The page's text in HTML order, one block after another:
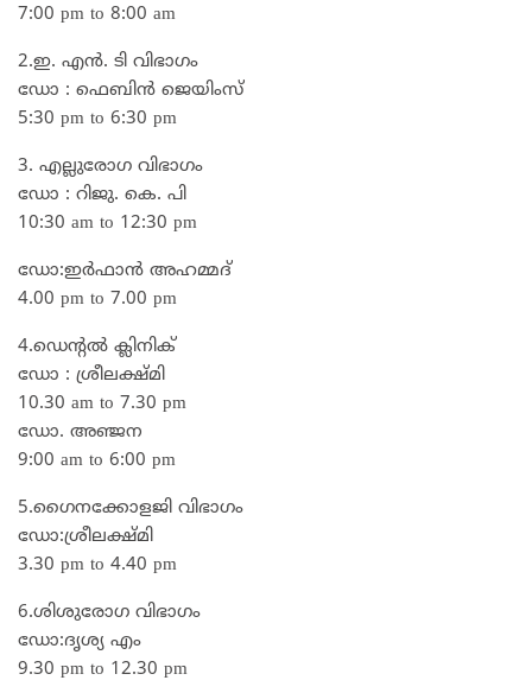
7:00 pm to 8:00 am
2.ഇ. എൻ. ടി വിഭാഗം
ഡോ : ഫെബിൻ ജെയിംസ്
5:30 pm to 6:30 pm
3. എല്ലുരോഗ വിഭാഗം
ഡോ : റിജു. കെ. പി
10:30 am to 12:30 pm
ഡോ:ഇർഫാൻ അഹമ്മദ്‌
4.00 pm to 7.00 pm
4.ഡെന്റൽ ക്ലിനിക്
ഡോ : ശ്രീലക്ഷ്മി
10.30 am to 7.30 pm
ഡോ. അഞ്ജന
9:00 am to 6:00 pm
5.ഗൈനക്കോളജി വിഭാഗം
ഡോ:ശ്രീലക്ഷ്മി
3.30 pm to 4.40 pm
6.ശിശുരോഗ വിഭാഗം
ഡോ:ദൃശ്യ എം
9.30 pm to 12.30 pm